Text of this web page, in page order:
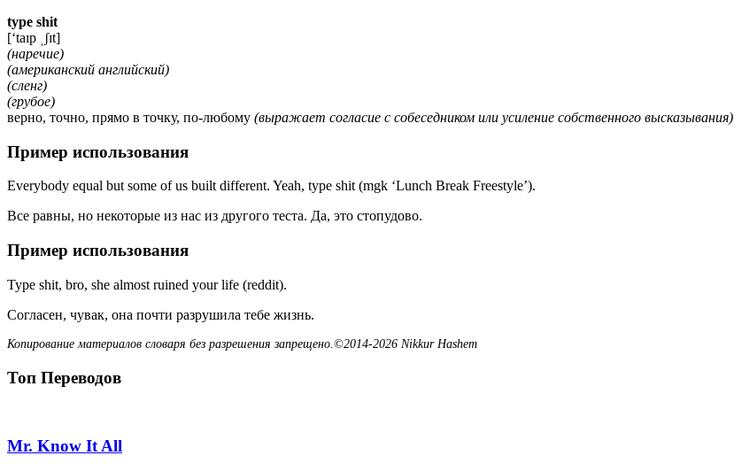
type shit
[‘taɪp ˌʃɪt]
(наречие)
(американский английский)
(сленг)
(грубое)
верно, точно, прямо в точку, по-любому (выражает согласие с собеседником или усиление собственного высказывания)
Пример использования
Everybody equal but some of us built different. Yeah, type shit (mgk ‘Lunch Break Freestyle’).
Все равны, но некоторые из нас из другого теста. Да, это стопудово.
Пример использования
Type shit, bro, she almost ruined your life (reddit).
Согласен, чувак, она почти разрушила тебе жизнь.
Копирование материалов словаря без разрешения запрещено.©2014-2026 Nikkur Hashem
Топ Переводов
Mr. Know It All